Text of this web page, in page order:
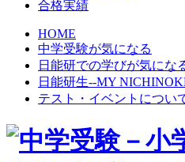
合格実績
HOME
中学受験が気になる
日能研での学びが気にな
日能研生--MY
テスト・イベントについ